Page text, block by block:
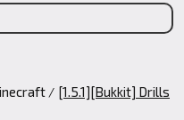
[1.5.1][Bukkit] Drills